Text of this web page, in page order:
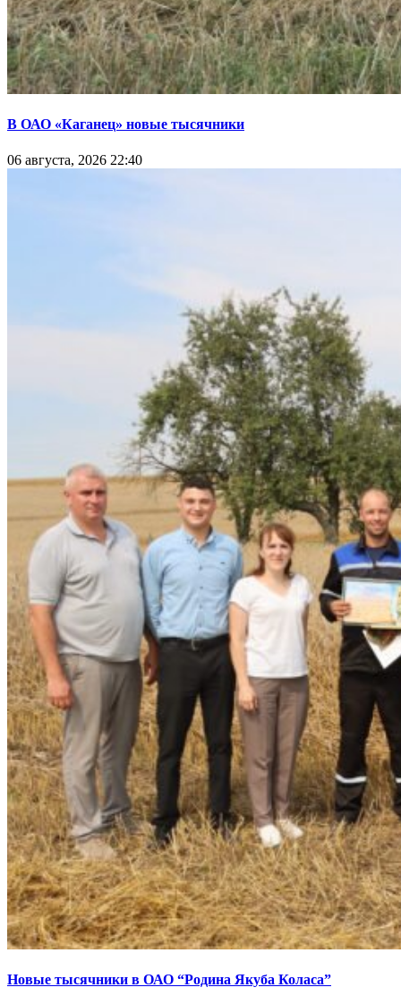
В ОАО «Каганец» новые тысячники
06 августа, 2026 22:40
Новые тысячники в ОАО “Родина Якуба Коласа”